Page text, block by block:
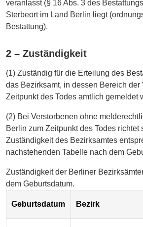
veranlasst (§ 16 Abs. 3 des
Sterbeort im Land Berlin liegt
Bestattung).
2 – Zuständigkeit
(1) Zuständig für die Erteilung des
das Bezirksamt, in dessen Bereich der
Zeitpunkt des Todes amtlich gemeldet
(2) Bei Verstorbenen ohne
Berlin zum Zeitpunkt des Todes richtet
Zuständigkeit des Bezirksamtes
nachstehenden Tabelle nach dem
Zuständigkeit der Berliner
dem Geburtsdatum.
Geburtsdatum Bezirk